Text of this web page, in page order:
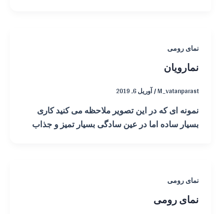
نمای رومی
نمارویان
M_vatanparast
/آوریل 6, 2019
نمونه ای که در این تصویر ملاحظه می کنید کاری
بسیار ساده اما در عین سادگی بسیار تمیز و جذاب
نمای رومی
نمای رومی